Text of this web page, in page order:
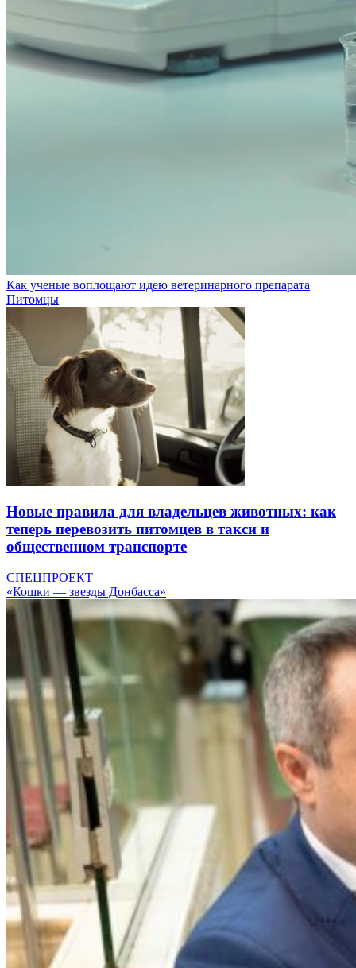
Как ученые воплощают идею ветеринарного препарата
Питомцы
Новые правила для владельцев животных: как
теперь перевозить питомцев в такси и
общественном транспорте
СПЕЦПРОЕКТ
«Кошки — звезды Донбасса»